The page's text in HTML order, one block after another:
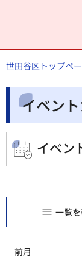
世田谷区トップペ
イベン
イベン
一覧
前月